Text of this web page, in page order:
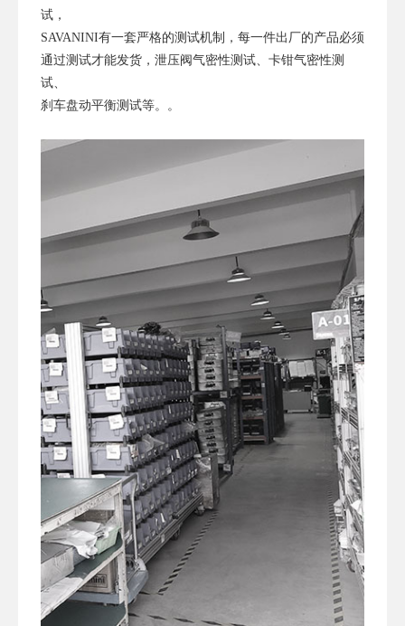
试，
SAVANINI有一套严格的测试机制，每一件出厂的产品必须
通过测试才能发货，泄压阀气密性测试、卡钳气密性测
试、
刹车盘动平衡测试等。。